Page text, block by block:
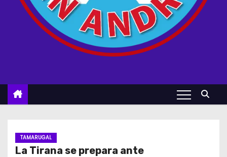
TAMARUGAL
La Tirana se prepara ante